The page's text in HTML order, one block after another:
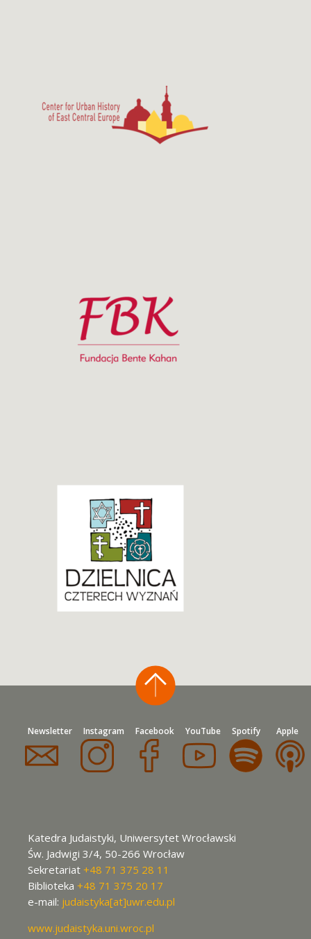
Newsletter Instagram Facebook YouTube Spotify Apple
Katedra Judaistyki, Uniwersytet Wrocławski
Św. Jadwigi 3/4, 50-266 Wrocław
Sekretariat +48 71 375 28 11
Biblioteka +48 71 375 20 17
e-mail: judaistyka[at]uwr.edu.pl
www.judaistyka.uni.wroc.pl